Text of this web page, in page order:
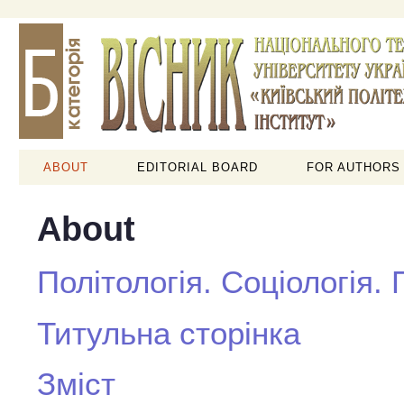
ABOUT EDITORIAL BOARD FOR AUTHORS
About
Політологія.
Титульна сторінка
Зміст